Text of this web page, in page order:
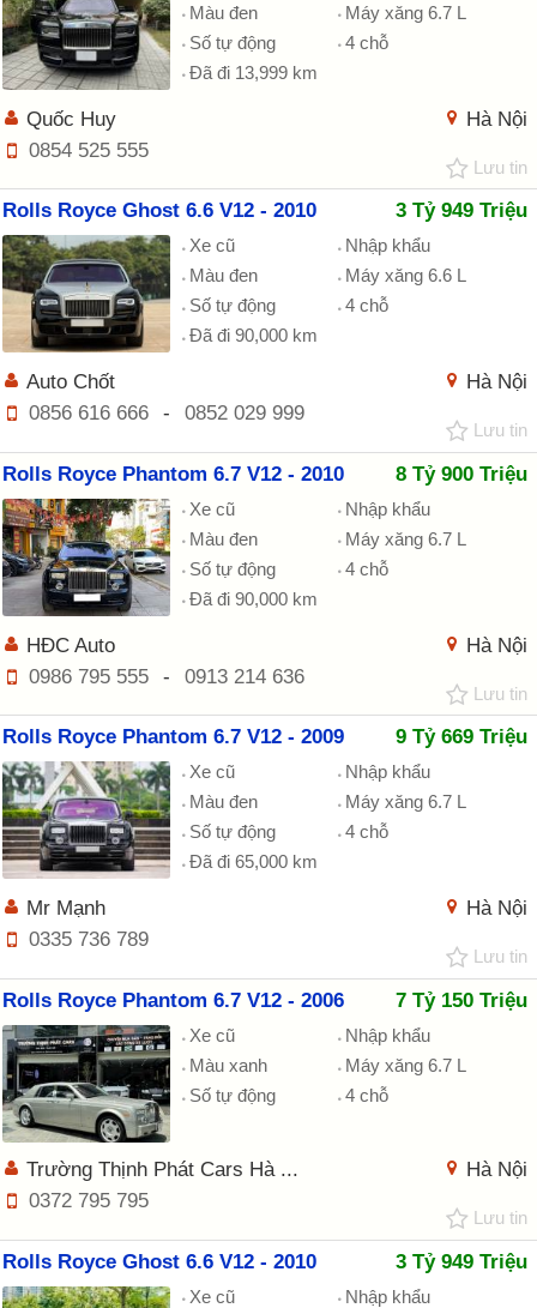
Màu đen
Máy xăng 6.7 L
Số tự động
4 chỗ
Đã đi 13,999 km
Hà Nội
Quốc Huy
0854 525 555
Lưu tin
Rolls Royce Ghost 6.6 V12 - 2010 3 Tỷ 949 Triệu
Xe cũ
Nhập khẩu
Màu đen
Máy xăng 6.6 L
Số tự động
4 chỗ
Đã đi 90,000 km
Hà Nội
Auto Chốt
0856 616 666
- 0852 029 999
Lưu tin
Rolls Royce Phantom 6.7 V12 - 2010 8 Tỷ 900 Triệu
Xe cũ
Nhập khẩu
Màu đen
Máy xăng 6.7 L
Số tự động
4 chỗ
Đã đi 90,000 km
Hà Nội
HĐC Auto
0986 795 555
- 0913 214 636
Lưu tin
Rolls Royce Phantom 6.7 V12 - 2009 9 Tỷ 669 Triệu
Xe cũ
Nhập khẩu
Màu đen
Máy xăng 6.7 L
Số tự động
4 chỗ
Đã đi 65,000 km
Hà Nội
Mr Mạnh
0335 736 789
Lưu tin
Rolls Royce Phantom 6.7 V12 - 2006 7 Tỷ 150 Triệu
Xe cũ
Nhập khẩu
Màu xanh
Máy xăng 6.7 L
Số tự động
4 chỗ
Hà Nội
Trường Thịnh Phát Cars Hà ...
0372 795 795
Lưu tin
Rolls Royce Ghost 6.6 V12 - 2010 3 Tỷ 949 Triệu
Xe cũ
Nhập khẩu